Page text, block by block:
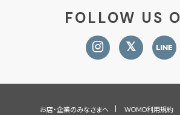
FOLLOW US
お店・企業のみなさまへ WOMO利用規約